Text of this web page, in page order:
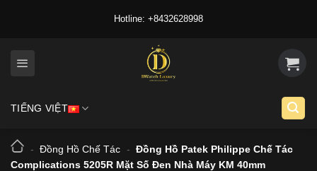
Hotline: +8432628998
TIẾNG VIỆT
- Đồng Hồ Chế Tác - Đồng Hồ Patek Philippe Chế Tác
Complications 5205R Mặt Số Đen Nhà Máy KM 40mm